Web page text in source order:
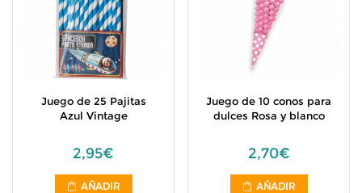
Juego de 25 Pajitas
Azul Vintage
2,95€
AÑADIR
Juego de 10 conos para
dulces Rosa y blanco
2,70€
AÑADIR